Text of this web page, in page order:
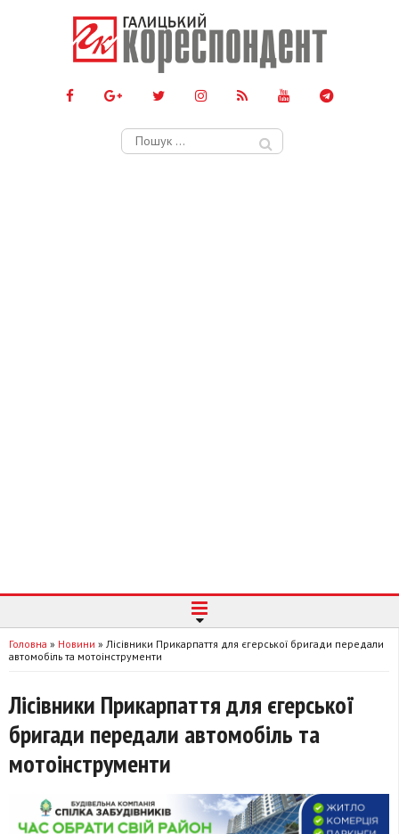
Пошук:
Головна » Новини » Лісівники Прикарпаття для єгерської бригади передали
автомобіль та мотоінструменти
Лісівники Прикарпаття для єгерської
бригади передали автомобіль та
мотоінструменти